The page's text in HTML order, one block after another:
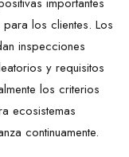
importantes
los clientes. Los
inspecciones
y requisitos
los criterios
ecosistemas
continuamente.